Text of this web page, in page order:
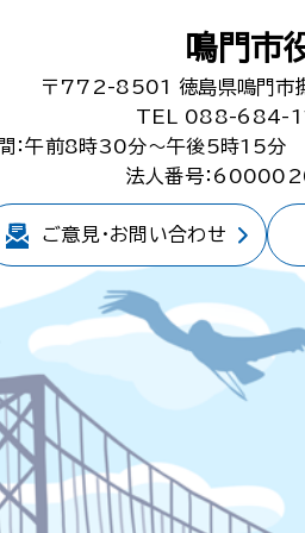
鳴門市
〒772-8501
徳島県鳴門
TEL 088-684-
：午前8時30分～午後5時15分
法人番号：
ご意見・お問い合わせ